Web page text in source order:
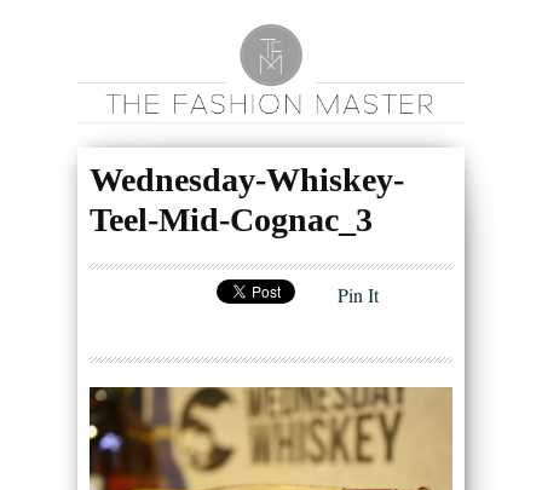
Wednesday-Whiskey-
Teel-Mid-Cognac_3
Pin It